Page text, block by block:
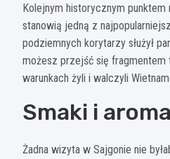
Kolejnym historycznym punktem
stanowią jedną z
podziemnych korytarzy służył
możesz przejść się fragmentem
warunkach żyli i walczyli
Smaki i
Żadna wizyta w Sajgonie nie